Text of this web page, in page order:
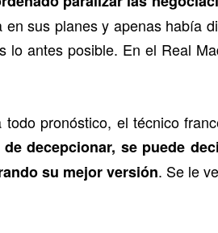
en sus planes y apenas había
lo antes posible. En el Real
todo pronóstico, el técnico
decepcionar, se puede
su mejor versión. Se le